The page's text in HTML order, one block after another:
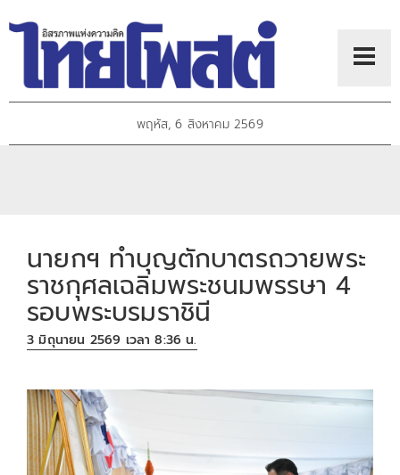
พฤหัส, 6 สิงหาคม 2569
นายกฯ ทำบุญตักบาตรถวายพระ
ราชกุศลเฉลิมพระชนมพรรษา 4
รอบพระบรมราชินี
3 มิถุนายน 2569 เวลา 8:36 น.